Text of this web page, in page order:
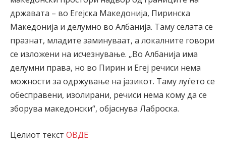
државата – во Егејска Македонија, Пиринска
Македонија и делумно во Албанија. Таму селата се
празнат, младите заминуваат, а локалните говори
се изложени на исчезнување. „Во Албанија има
делумни права, но во Пирин и Егеј речиси нема
можности за одржување на јазикот. Таму луѓето се
обесправени, изолирани, речиси нема кому да се
зборува македонски“, објаснува Лаброска.
Целиот текст ОВДЕ